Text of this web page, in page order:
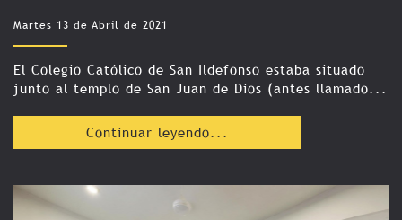
Martes 13 de Abril de 2021
El Colegio Católico de San Ildefonso estaba situado
junto al templo de San Juan de Dios (antes llamado...
Continuar leyendo...